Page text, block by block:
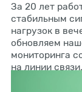
За 20 лет
стабильным
нагрузок в
обновляем
мониторинга
на линии связи.